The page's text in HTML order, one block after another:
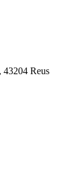
Reus